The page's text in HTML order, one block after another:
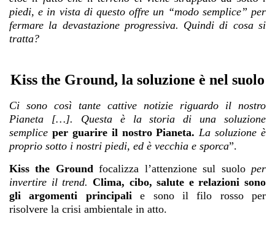
piedi, e in vista di questo offre un “modo semplice” per
fermare la devastazione progressiva. Quindi di cosa si
tratta?
Kiss the Ground, la soluzione è nel suolo
Ci sono così tante cattive notizie riguardo il nostro
Pianeta […]. Questa è la storia di una soluzione
semplice per guarire il nostro Pianeta. La soluzione è
proprio sotto i nostri piedi, ed è vecchia e sporca”.
Kiss the Groundfocalizza l’attenzione sul suoloper
invertire il trend. Clima, cibo, salute e relazioni sono
gli argomenti principalie sono il filo rosso per
risolvere la crisi ambientale in atto.